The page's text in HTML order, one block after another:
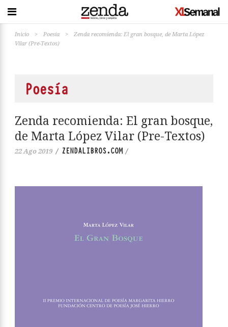
Inicio > Poesía >
Zenda recomienda: El gran bosque, de Marta López
Vilar (Pre-Textos)
Poesía
Zenda recomienda: El gran bosque,
de Marta López Vilar (Pre-Textos)
22 Ago 2019 / ZENDALIBROS.COM/